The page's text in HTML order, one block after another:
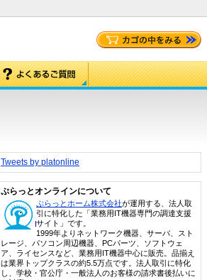
Tweets by platonline
ぷらっとオンラインについて
ぷらっとホーム株式会社が運用する、法人取
引に特化した「業務用IT機器専門の調達支援
サイト」です。
1999年よりネットワーク機器、サーバ、スト
レージ、パソコン周辺機器、PCパーツ、ソフトウェ
ア、ライセンスなど、業務用IT機器中心に販売。品揃え
は業界トップクラスの約5.5万点です。法人取引に特化
し、学校・官公庁・一般法人のお客様の請求書後払いに